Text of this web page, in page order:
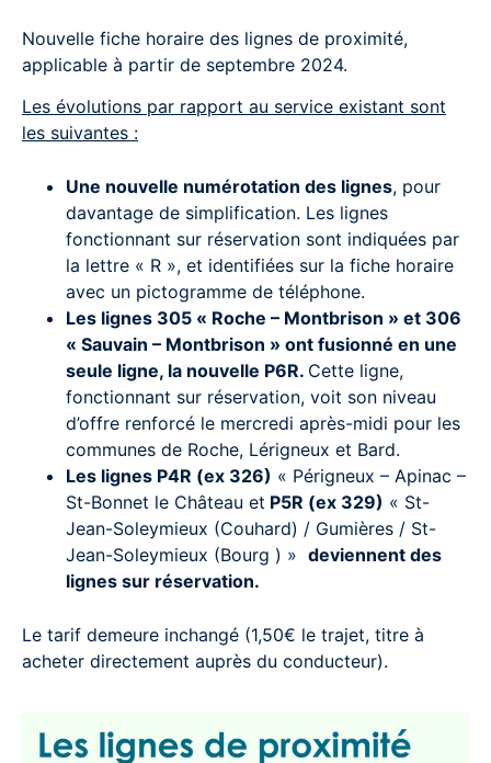
Nouvelle fiche horaire des lignes de proximité,
applicable à partir de septembre 2024.
Les évolutions par rapport au service existant sont
les suivantes :
Une nouvelle numérotation des lignes, pour
davantage de simplification. Les lignes
fonctionnant sur réservation sont indiquées par
la lettre « R », et identifiées sur la fiche horaire
avec un pictogramme de téléphone.
Les lignes 305 « Roche – Montbrison » et 306
« Sauvain – Montbrison » ont fusionné en une
seule ligne, la nouvelle P6R. Cette ligne,
fonctionnant sur réservation, voit son niveau
d’offre renforcé le mercredi après-midi pour les
communes de Roche, Lérigneux et Bard.
Les lignes P4R (ex 326) « Périgneux – Apinac –
St-Bonnet le Château et P5R (ex 329) « St-
Jean-Soleymieux (Couhard) / Gumières / St-
Jean-Soleymieux (Bourg ) » deviennent des
lignes sur réservation.
Le tarif demeure inchangé (1,50€ le trajet, titre à
acheter directement auprès du conducteur).